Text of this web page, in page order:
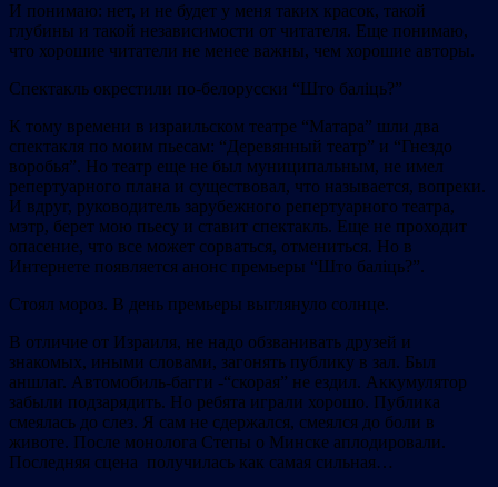
И понимаю: нет, и не будет у меня таких красок, такой
глубины и такой независимости от читателя. Еще понимаю,
что хорошие читатели не менее важны, чем хорошие авторы.
Спектакль окрестили по-белорусски “Што балiць?”
К тому времени в израильском театре “Матара” шли два
спектакля по моим пьесам: “Деревянный театр” и “Гнездо
воробья”. Но театр еще не был муниципальным, не имел
репертуарного плана и существовал, что называется, вопреки.
И вдруг, руководитель зарубежного репертуарного театра,
мэтр, берет мою пьесу и ставит спектакль. Еще не проходит
опасение, что все может сорваться, отмениться. Но в
Интернете появляется анонс премьеры “Што балiць?”.
Стоял мороз. В день премьеры выглянуло солнце.
В отличие от Израиля, не надо обзванивать друзей и
знакомых, иными словами, загонять публику в зал. Был
аншлаг. Автомобиль-багги -“скорая” не ездил. Аккумулятор
забыли подзарядить. Но ребята играли хорошо. Публика
смеялась до слез. Я сам не сдержался, смеялся до боли в
животе. После монолога Степы о Минске аплодировали.
Последняя сцена получилась как самая сильная…